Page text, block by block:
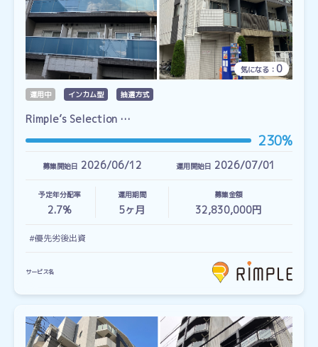
気になる： 0
運用中 インカム型 抽選方式
Rimple’s Selection …
230%
募集開始日 2026/06/12 運用開始日 2026/07/01
予定年分配率
2.7%
運用期間
5ヶ月
募集金額
32,830,000円
#優先劣後出資
サービス名